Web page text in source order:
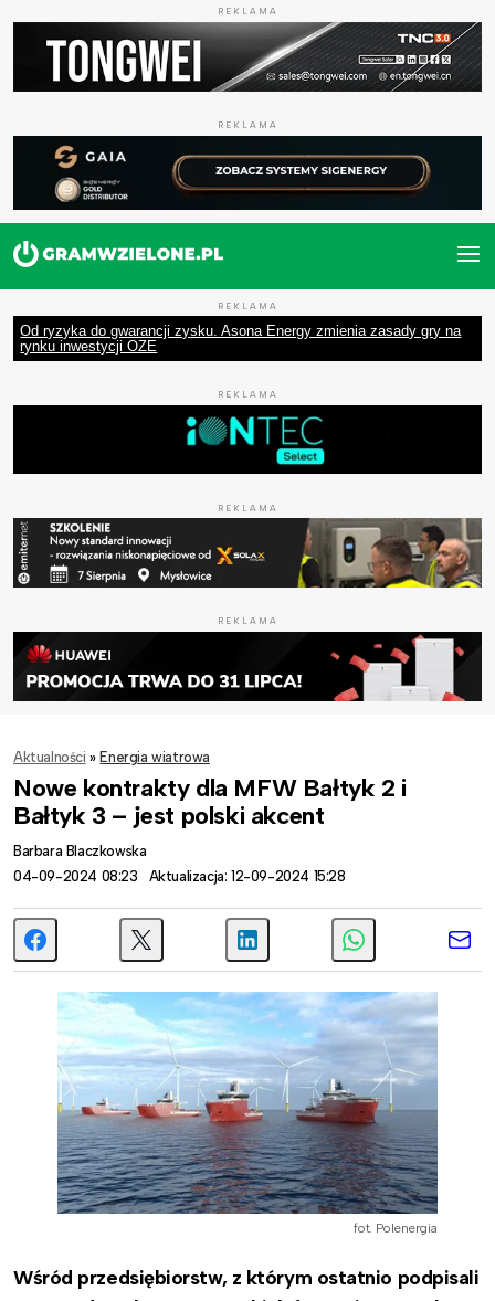
REKLAMA
REKLAMA
REKLAMA
Od ryzyka do gwarancji zysku. Asona Energy zmienia zasady gry na
rynku inwestycji OZE
REKLAMA
REKLAMA
REKLAMA
Aktualności » Energia wiatrowa
Nowe kontrakty dla MFW Bałtyk 2 i
Bałtyk 3 – jest polski akcent
Barbara Blaczkowska
04-09-2024 08:23
Aktualizacja: 12-09-2024 15:28
fot. Polenergia
Wśród przedsiębiorstw, z którym ostatnio podpisali